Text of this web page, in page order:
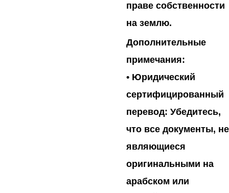
праве собственности
на землю.
Дополнительные
примечания:
• Юридический
сертифицированный
перевод: Убедитесь,
что все документы, не
являющиеся
оригинальными на
арабском или